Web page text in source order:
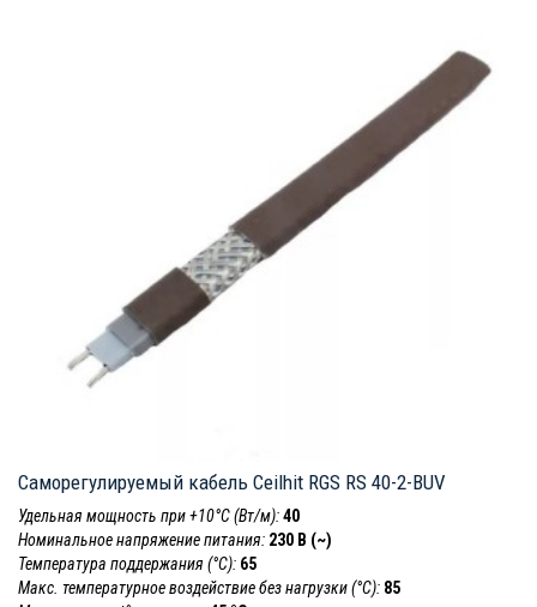
Саморегулируемый кабель Ceilhit RGS RS 40-2-BUV
Удельная мощность при +10°С (Вт/м):40
Номинальное напряжение питания: 230 В (~)
Температура поддержания (°С): 65
Макс. температурное воздействие без нагрузки (°С): 85